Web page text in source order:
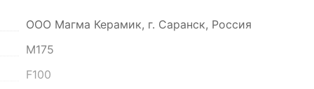
село Преображенка, улица Ленинская, 75
ООО Магма Керамик, г. Саранск, Россия
М175
F100